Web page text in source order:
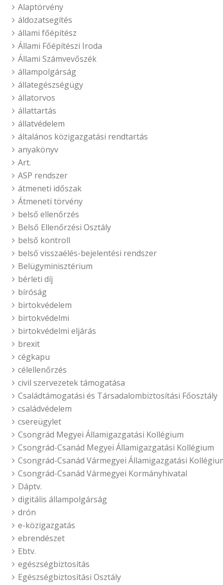
Alaptörvény
áldozatsegítés
állami főépítész
Állami Főépítészi Iroda
Állami Számvevőszék
állampolgárság
állategészségügy
állatorvos
állattartás
állatvédelem
általános közigazgatási rendtartás
anyakönyv
Art.
ASP rendszer
átmeneti időszak
Átmeneti törvény
belső ellenőrzés
Belső Ellenőrzési Osztály
belső kontroll
belső visszaélés-bejelentési rendszer
Belügyminisztérium
bérleti díj
bíróság
birtokvédelem
birtokvédelmi
birtokvédelmi eljárás
brexit
cégkapu
célellenőrzés
civil szervezetek támogatása
Családtámogatási és Társadalombiztosítási Főosztály
családvédelem
csereügylet
Csongrád Megyei Államigazgatási Kollégium
Csongrád-Csanád Megyei Államigazgatási Kollégium
Csongrád-Csanád Vármegyei Államigazgatási
Csongrád-Csanád Vármegyei Kormányhivatal
Dáptv.
digitális állampolgárság
drón
e-közigazgatás
ebrendészet
Ebtv.
egészségbiztosítás
Egészségbiztosítási Osztály